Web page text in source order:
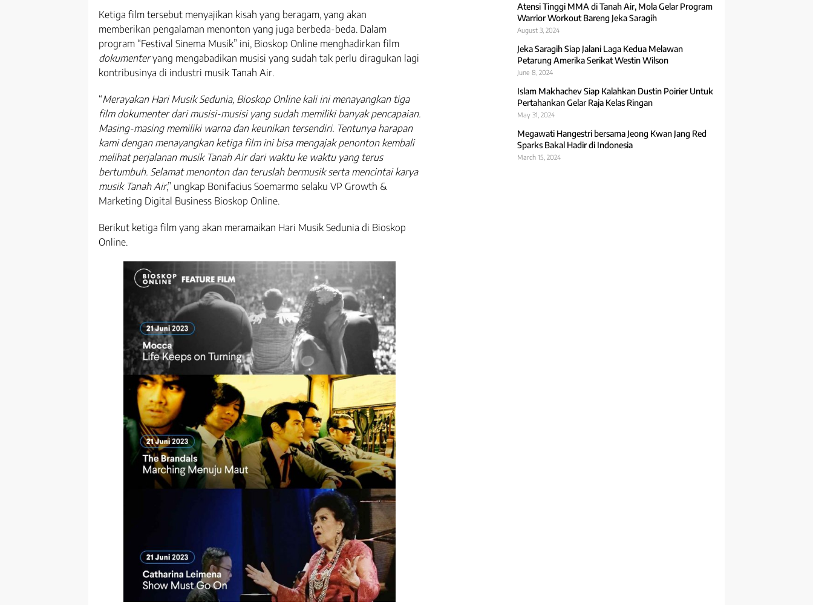
Ketiga film tersebut menyajikan kisah yang beragam, yang akan
memberikan pengalaman menonton yang juga berbeda-beda. Dalam
program “Festival Sinema Musik” ini, Bioskop Online menghadirkan film
dokumenteryang mengabadikan musisi yang sudah tak perlu diragukan lagi
kontribusinya di industri musik Tanah Air.
“Merayakan Hari Musik Sedunia, Bioskop Online kali ini menayangkan tiga
film dokumenter dari musisi-musisi yang sudah memiliki banyak pencapaian.
Masing-masing memiliki warna dan keunikan tersendiri. Tentunya harapan
kami dengan menayangkan ketiga film ini bisa mengajak penonton kembali
melihat perjalanan musik Tanah Air dari waktu ke waktu yang terus
bertumbuh. Selamat menonton dan teruslah bermusik serta mencintai karya
musik Tanah Air,” ungkap Bonifacius Soemarmo selaku VP Growth &
Marketing Digital Business Bioskop Online.
Berikut ketiga film yang akan meramaikan Hari Musik Sedunia di Bioskop
Online.
Atensi Tinggi MMA di Tanah Air, Mola Gelar Program
Warrior Workout Bareng Jeka Saragih
August 3, 2024
Jeka Saragih Siap Jalani Laga Kedua Melawan
Petarung Amerika Serikat Westin Wilson
June 8, 2024
Islam Makhachev Siap Kalahkan Dustin Poirier Untuk
Pertahankan Gelar Raja Kelas Ringan
May 31, 2024
Megawati Hangestri bersama Jeong Kwan Jang Red
Sparks Bakal Hadir di Indonesia
March 15, 2024